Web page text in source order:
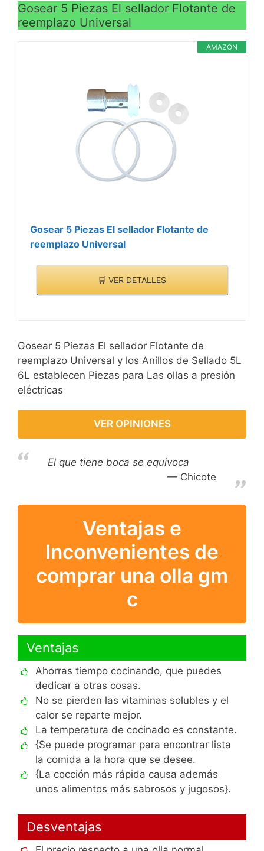
Gosear 5 Piezas El sellador Flotante de
reemplazo Universal
AMAZON
Gosear 5 Piezas El sellador Flotante de
reemplazo Universal
🛒 VER DETALLES
Gosear 5 Piezas El sellador Flotante de
reemplazo Universal y los Anillos de Sellado 5L
6L establecen Piezas para Las ollas a presión
eléctricas
VER OPINIONES
El que tiene boca se equivoca
Chicote
Ventajas e
Inconvenientes de
comprar una olla gm
c
Ventajas
Ahorras tiempo cocinando, que puedes
dedicar a otras cosas.
No se pierden las vitaminas solubles y el
calor se reparte mejor.
La temperatura de cocinado es constante.
{Se puede programar para encontrar lista
la comida a la hora que se desee.
{La cocción más rápida causa además
unos alimentos más sabrosos y jugosos}.
Desventajas